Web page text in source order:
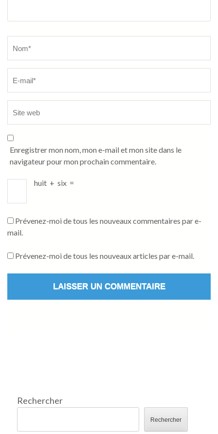
Enregistrer mon nom, mon e-mail et mon site dans le
navigateur pour mon prochain commentaire.
huit + six =
Prévenez-moi de tous les nouveaux commentaires par e-
mail.
Prévenez-moi de tous les nouveaux articles par e-mail.
Rechercher
Rechercher